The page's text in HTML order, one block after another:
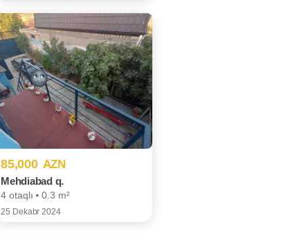
85,000 AZN
Mehdiabad q.
4 otaqlı ⦁ 0.3 m²
25 Dekabr 2024